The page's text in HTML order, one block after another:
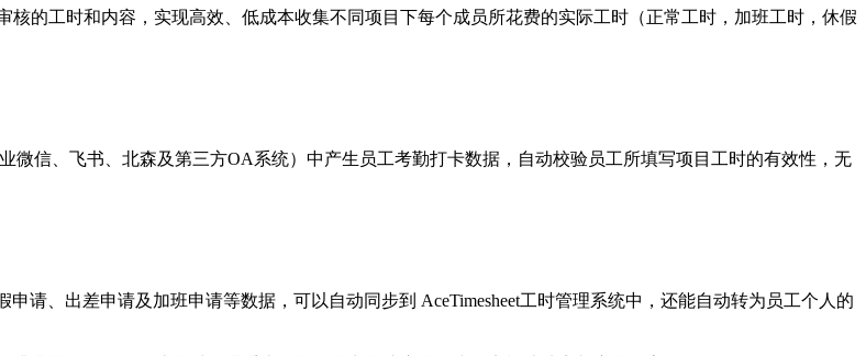
的工时和内容，实现高效、低成本收集不同项目下每个成员所花费的实际工时（正常工时，加班工时，休假
微信、飞书、北森及第三方OA系统）中产生员工考勤打卡数据，自动校验员工所填写项目工时的有效性，无
申请、出差申请及加班申请等数据，可以自动同步到 AceTimesheet工时管理系统中，还能自动转为员工个人的